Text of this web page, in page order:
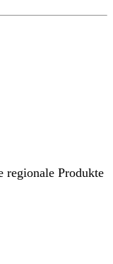
regionale Produkte